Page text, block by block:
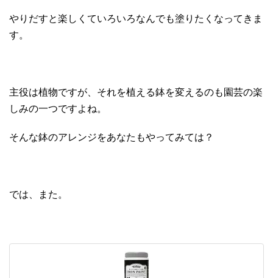
やりだすと楽しくていろいろなんでも塗りたくなってきま
す。
主役は植物ですが、それを植える鉢を変えるのも園芸の楽
しみの一つですよね。
そんな鉢のアレンジをあなたもやってみては？
では、また。